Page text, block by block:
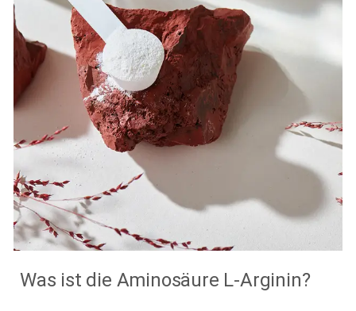
Was ist die Aminosäure L-Arginin?